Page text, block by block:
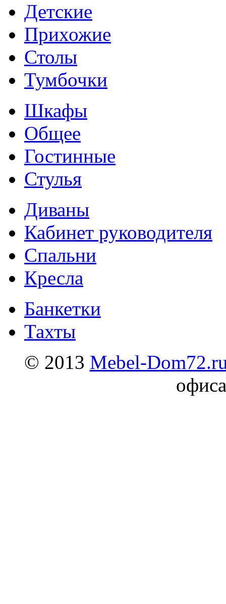
Детские
Прихожие
Столы
Тумбочки
Шкафы
Общее
Гостинные
Стулья
Диваны
Кабинет руководителя
Спальни
Кресла
Банкетки
Тахты
© 2013 Mebel-